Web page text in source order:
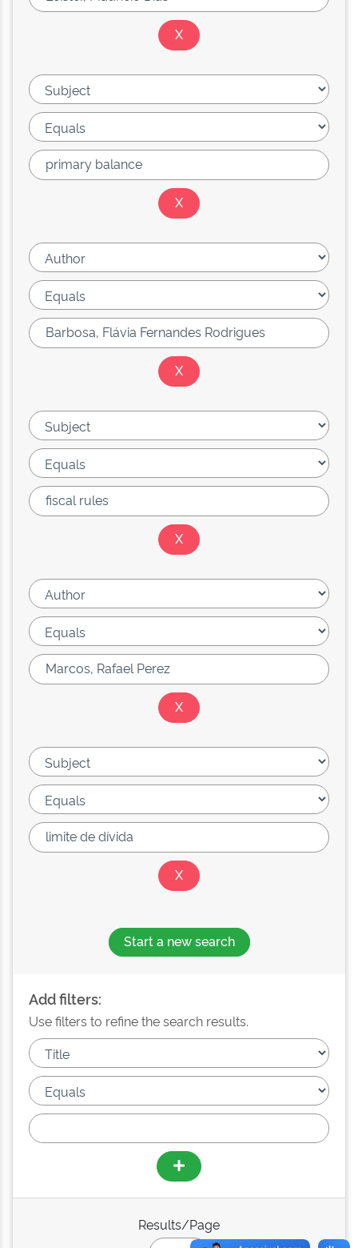
Start a new search
Add filters:
Use filters to refine the search results.
Results/Page